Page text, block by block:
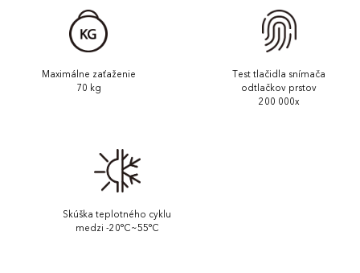
Maximálne zaťaženie
70 kg
Test tlačidla snímača
odtlačkov prstov
200 000x
Skúška teplotného cyklu
medzi -20°C~55°C